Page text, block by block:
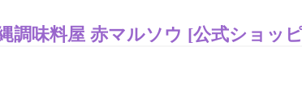
調味料屋 赤マルソウ [公式ショッ